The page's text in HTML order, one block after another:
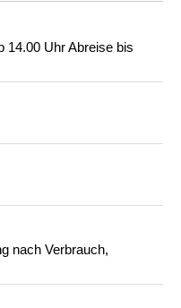
14.00 Uhr Abreise bis
nach Verbrauch,